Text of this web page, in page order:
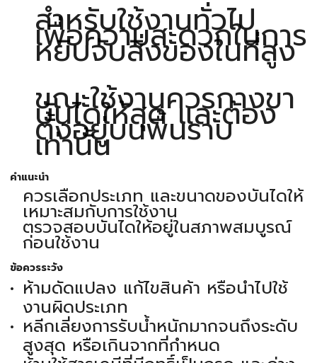
สำหรับใช้งานทั่วไป
เพื่อความสะดวกในการ
หยิบจับสิ่งของในที่สูง
ขณะใช้งานควรกางขา
บันไดให้สุด และต้อง
ตั้งอยู่บนพื้นราบ
เท่านั้น
คำแนะนำ
ควรเลือกประเภท และขนาดของบันไดให้
เหมาะสมกับการใช้งาน
ตรวจสอบบันไดให้อยู่ในสภาพสมบูรณ์
ก่อนใช้งาน
ข้อควรระวัง
ห้ามดัดแปลง แก้ไขสินค้า หรือนำไปใช้
งานผิดประเภท
หลีกเลี่ยงการรับน้ำหนักมากจนถึงระดับ
สูงสุด หรือเกินจากที่กำหนด